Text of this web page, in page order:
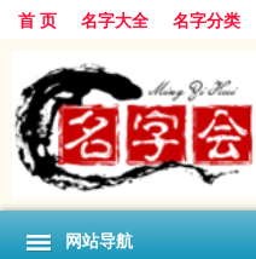
首 页 名字大全 名字分类
网站导航